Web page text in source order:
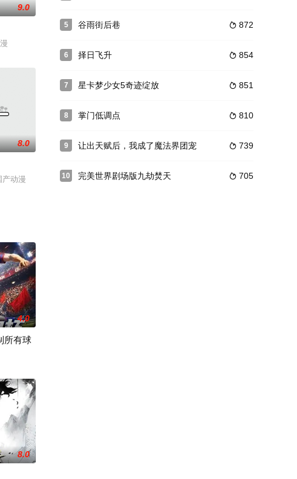
9.0
8.0
动漫
、兔毛手袋等一众行事乖张、性格跳脱的怪咖
学事件对策部”的负责人。面对星锑、兔毛手袋等一众行事乖张、性格跳脱的怪咖
4.0
所有球
8.0
5  872
谷雨街后巷
6  854
择日飞升
7  851
星卡梦少女5奇迹绽放
8  810
掌门低调点
9  739
让出天赋后，我成了魔法界团宠
10  705
​完美世界剧场版九劫焚天​